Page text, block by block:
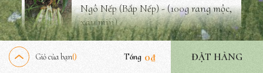
ĐẶT HÀNG
Ngô Nếp (Bắp Nếp) - (100g rang mộc,
xay mịn)
20,000₫ Thêm
Giỏ của bạn Tổng 0₫